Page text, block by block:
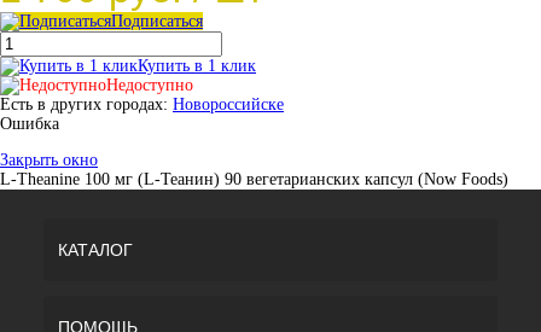
Подписаться
Купить в 1 клик
Недоступно
Есть в других городах: Новороссийске
Ошибка
Закрыть окно
L-Theanine 100 мг (L-Теанин) 90 вегетарианских капсул (Now Foods)
КАТАЛОГ
ПОМОЩЬ